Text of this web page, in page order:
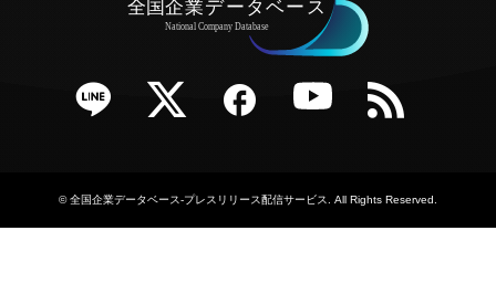
Twitter Facebook YouTube RSS
©全国企業データベース-プレスリリース配信サービス . All Rights Reserved.